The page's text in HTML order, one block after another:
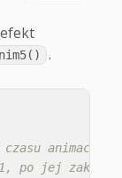
.
animacji
po jej